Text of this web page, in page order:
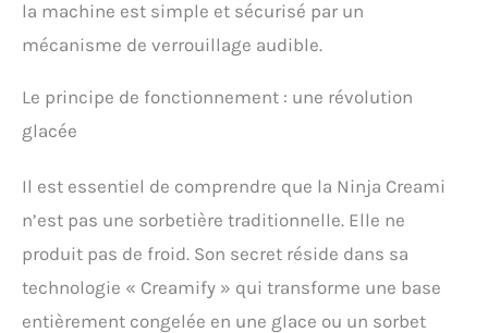
la machine est simple et sécurisé par un
mécanisme de verrouillage audible.
Le principe de fonctionnement : une révolution
glacée
Il est essentiel de comprendre que la Ninja Creami
n’est pas une sorbetière traditionnelle. Elle ne
produit pas de froid. Son secret réside dans sa
technologie « Creamify » qui transforme une base
entièrement congelée en une glace ou un sorbet